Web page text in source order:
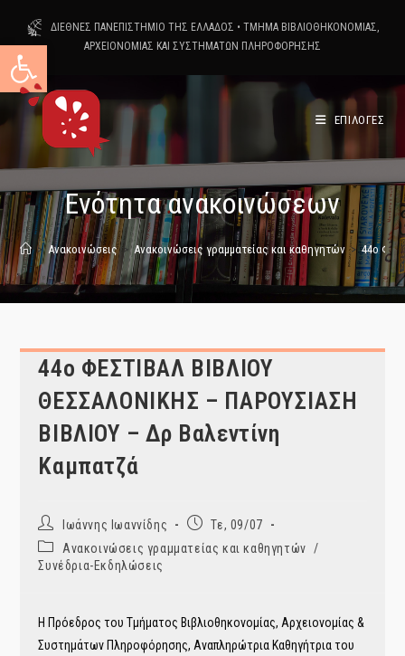
Ανοίξτε τη γραμμή εργαλείων
content
ΔΙΕΘΝΕΣ ΠΑΝΕΠΙΣΤΗΜΙΟ ΤΗΣ ΕΛΛΑΔΟΣ • ΤΜΗΜΑ ΒΙΒΛΙΟΘΗΚΟΝΟΜΙΑΣ,
ΑΡΧΕΙΟΝΟΜΙΑΣ ΚΑΙ ΣΥΣΤΗΜΑΤΩΝ ΠΛΗΡΟΦΟΡΗΣΗΣ
ΕΠΙΛΟΓΕΣ
Ενότητα ανακοινώσεων
> Ανακοινώσεις > Ανακοινώσεις γραμματείας και καθηγητών > 44ο
44ο ΦΕΣΤΙΒΑΛ ΒΙΒΛΙΟΥ
ΘΕΣΣΑΛΟΝΙΚΗΣ – ΠΑΡΟΥΣΙΑΣΗ
ΒΙΒΛΙΟΥ – Δρ Βαλεντίνη
Καμπατζά
Post
author:
Ιωάννης Ιωαννίδης
PostΤε, 09/07
Post
category:
Ανακοινώσεις γραμματείας και καθηγητών /
Συνέδρια-Εκδηλώσεις
Η Πρόεδρος του Τμήματος Βιβλιοθηκονομίας, Αρχειονομίας &
Συστημάτων Πληροφόρησης, Αναπληρώτρια Καθηγήτρια του